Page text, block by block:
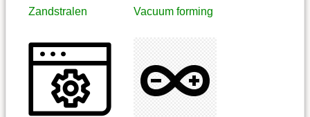
Zandstralen Vacuum forming